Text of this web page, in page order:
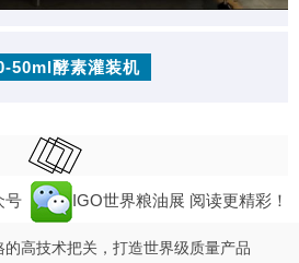
50ml酵素灌装机
号 IGO世界粮油展 阅读更精彩！
高技术把关，打造世界级质量产品